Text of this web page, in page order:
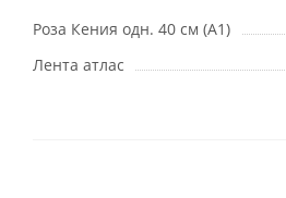
Роза Кения одн. 40 см (А1)
Лента атлас